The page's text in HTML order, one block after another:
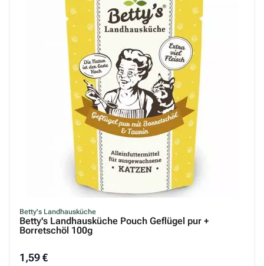
Betty's Landhausküche
Betty's Landhausküche Pouch Geflügel pur +
Borretschöl 100g
1,59 €